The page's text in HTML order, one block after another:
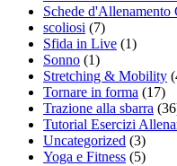
Schede d'Allenamento
scoliosi (7)
Sfida in Live (1)
Sonno (1)
Stretching & Mobility
Tornare in forma (17)
Trazione alla sbarra
Tutorial Esercizi
Uncategorized (3)
Yoga e Fitness (5)